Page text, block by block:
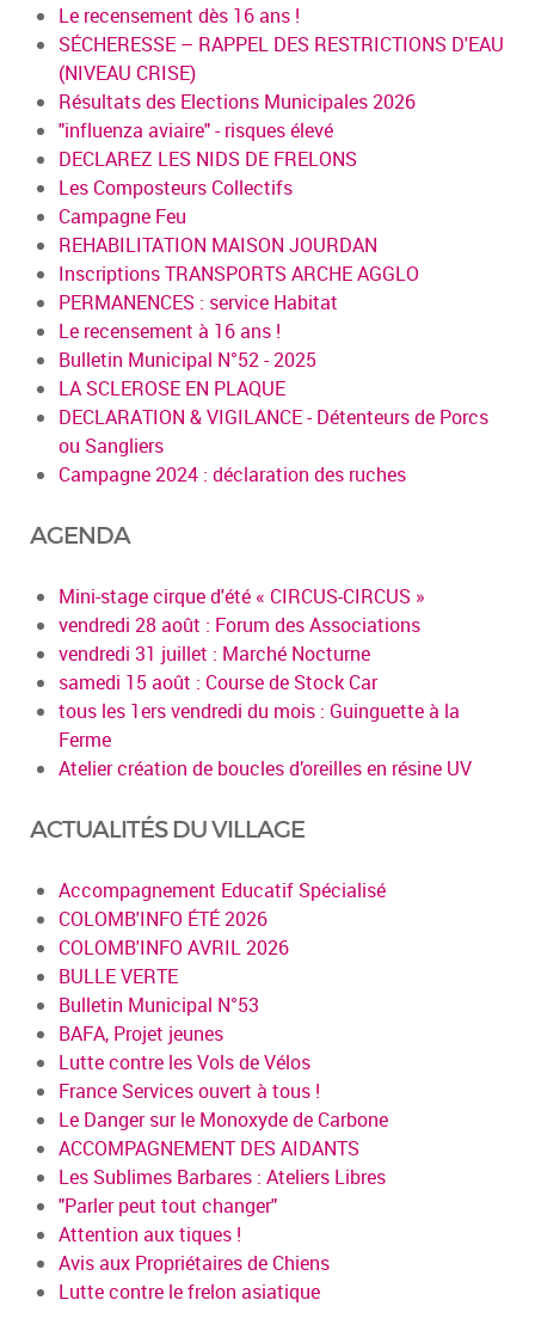
Le recensement dès 16 ans !
SÉCHERESSE – RAPPEL DES RESTRICTIONS D'EAU
(NIVEAU CRISE)
Résultats des Elections Municipales 2026
"influenza aviaire" - risques élevé
DECLAREZ LES NIDS DE FRELONS
Les Composteurs Collectifs
Campagne Feu
REHABILITATION MAISON JOURDAN
Inscriptions TRANSPORTS ARCHE AGGLO
PERMANENCES : service Habitat
Le recensement à 16 ans !
Bulletin Municipal N°52 - 2025
LA SCLEROSE EN PLAQUE
DECLARATION & VIGILANCE - Détenteurs de Porcs
ou Sangliers
Campagne 2024 : déclaration des ruches
AGENDA
Mini-stage cirque d'été « CIRCUS-CIRCUS »
vendredi 28 août : Forum des Associations
vendredi 31 juillet : Marché Nocturne
samedi 15 août : Course de Stock Car
tous les 1ers vendredi du mois : Guinguette à la
Ferme
Atelier création de boucles d’oreilles en résine UV
ACTUALITÉS DU VILLAGE
Accompagnement Educatif Spécialisé
COLOMB'INFO ÉTÉ 2026
COLOMB'INFO AVRIL 2026
BULLE VERTE
Bulletin Municipal N°53
BAFA, Projet jeunes
Lutte contre les Vols de Vélos
France Services ouvert à tous !
Le Danger sur le Monoxyde de Carbone
ACCOMPAGNEMENT DES AIDANTS
Les Sublimes Barbares : Ateliers Libres
"Parler peut tout changer"
Attention aux tiques !
Avis aux Propriétaires de Chiens
Lutte contre le frelon asiatique